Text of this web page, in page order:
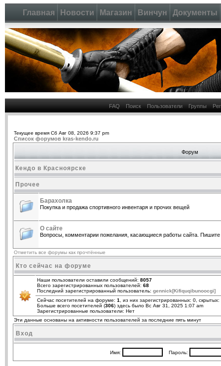
Главная Новости Магазин Винчун Документы
FAQ Поиск Пользователи Группы
Текущее время Сб Авг 08, 2026 9:37 pm
Список форумов kras-kendo.ru
Форум
Кендо в Красноярске
Прочее
Барахолка
Покупка и продажа спортивного инвентаря и прочих вещей
О сайте
Вопросы, комментарии пожелания, касающиеся работы сайта.
Отметить все форумы как прочтённые
Кто сейчас на форуме
Наши пользователи оставили сообщений: 8057
Всего зарегистрированных пользователей: 68
Последний зарегистрированный пользователь: gennick[Kifiquqibunoocgi]
Сейчас посетителей на форуме: 1
, из них зарегистрированных: 0,
Больше всего посетителей (306) здесь было Вс Авг 31, 2025 1:07 am
Зарегистрированные пользователи: Нет
Эти данные основаны на активности пользователей за последние пять минут
Вход
Имя: Пароль: